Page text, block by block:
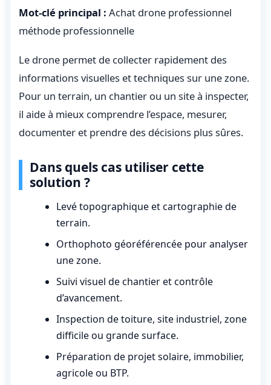
Mot-clé principal : Achat drone professionnel
méthode professionnelle
Le drone permet de collecter rapidement des
informations visuelles et techniques sur une zone.
Pour un terrain, un chantier ou un site à inspecter,
il aide à mieux comprendre l’espace, mesurer,
documenter et prendre des décisions plus sûres.
Dans quels cas utiliser cette
solution ?
Levé topographique et cartographie de
terrain.
Orthophoto géoréférencée pour analyser
une zone.
Suivi visuel de chantier et contrôle
d’avancement.
Inspection de toiture, site industriel, zone
difficile ou grande surface.
Préparation de projet solaire, immobilier,
agricole ou BTP.